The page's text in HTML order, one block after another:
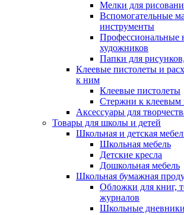
Мелки для
Вспомогательные
инструменты
Профессиональные
художников
Папки для
Клеевые пистолеты и
к ним
Клеевые пистолеты
Стержни к клеевым
Аксессуары для
Товары для школы и детей
Школьная и детская
Школьная мебель
Детские кресла
Дошкольная мебель
Школьная бумажная
Обложки для книг,
журналов
Школьные дневники